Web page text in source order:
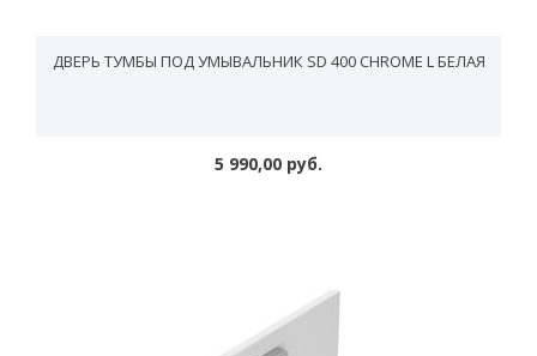
ДВЕРЬ ТУМБЫ ПОД УМЫВАЛЬНИК SD 400 CHROME L БЕЛАЯ
5 990,00 руб.